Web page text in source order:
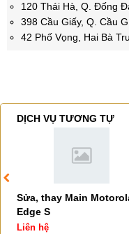
120 Thái Hà, Q. Đống
398 Cầu Giấy, Q. Cầu
42 Phố Vọng, Hai Bà
DỊCH VỤ TƯƠNG TỰ
Sửa, thay Main
Edge S
Liên hệ